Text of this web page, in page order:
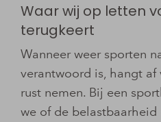
Waar wij op letten
terugkeert
Wanneer weer sporten
verantwoord is, hangt af
rust nemen. Bij een
we of de